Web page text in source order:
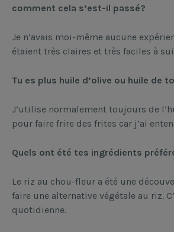
comment cela s’est-il passé?
Je n’avais moi-même aucune
étaient très claires et très faciles à
Tu es plus huile d’olive ou huile de
J’utilise normalement toujours de
pour faire frire des frites car j’ai
Quels ont été tes ingrédients
Le riz au chou-fleur a été une
faire une alternative végétale au riz.
quotidienne.